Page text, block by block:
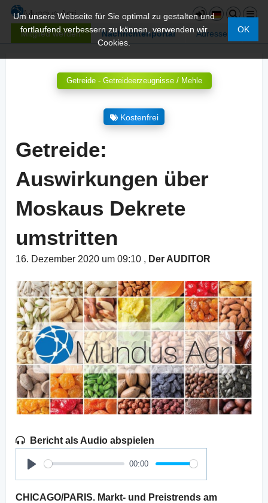
Mitglied werden Nachrichtenportal Adressen
Um unsere Webseite für Sie optimal zu gestalten und
fortlaufend verbessern zu können, verwenden wir
Cookies.
OK
Getreide - Getreideerzeugnisse / Mehle
Kostenfrei
Getreide:
Auswirkungen über
Moskaus Dekrete
umstritten
16. Dezember 2020 um 09:10 , Der AUDITOR
Bericht als Audio abspielen
Play
00:00
CHICAGO/PARIS. Markt- und Preistrends am